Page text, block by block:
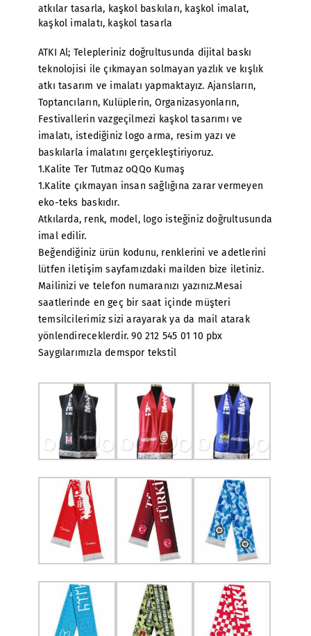
atkılar tasarla, kaşkol baskıları, kaşkol imalat,
kaşkol imalatı, kaşkol tasarla
ATKI Al; Telepleriniz doğrultusunda dijital baskı
teknolojisi ile çıkmayan solmayan yazlık ve kışlık
atkı tasarım ve imalatı yapmaktayız. Ajansların,
Toptancıların, Kulüplerin, Organizasyonların,
Festivallerin vazgeçilmezi kaşkol tasarımı ve
imalatı, istediğiniz logo arma, resim yazı ve
baskılarla imalatını gerçekleştiriyoruz.
1.Kalite Ter Tutmaz oQQo Kumaş
1.Kalite çıkmayan insan sağlığına zarar vermeyen
eko-teks baskıdır.
Atkılarda, renk, model, logo isteğiniz doğrultusunda
imal edilir.
Beğendiğiniz ürün kodunu, renklerini ve adetlerini
lütfen iletişim sayfamızdaki mailden bize iletiniz.
Mailinizi ve telefon numaranızı yazınız.Mesai
saatlerinde en geç bir saat içinde müşteri
temsilcilerimiz sizi arayarak ya da mail atarak
yönlendireceklerdir. 90 212 545 01 10 pbx
Saygılarımızla demspor tekstil